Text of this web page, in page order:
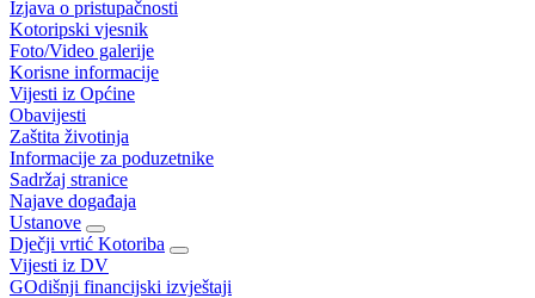
Izjava o pristupačnosti
Kotoripski vjesnik
Foto/Video galerije
Korisne informacije
Vijesti iz Općine
Obavijesti
Zaštita životinja
Informacije za poduzetnike
Sadržaj stranice
Najave događaja
Ustanove
Dječji vrtić Kotoriba
Vijesti iz DV
GOdišnji financijski izvještaji